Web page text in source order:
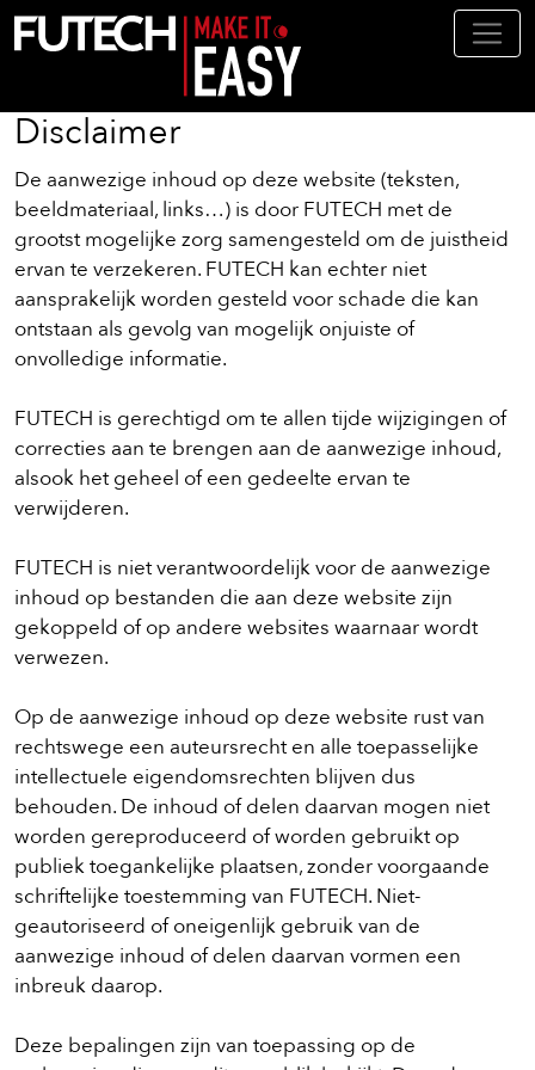
Overslaan en naar de inhoud
Disclaimer
De aanwezige inhoud op deze website (teksten,
beeldmateriaal, links…) is door FUTECH met de
grootst mogelijke zorg samengesteld om de juistheid
ervan te verzekeren. FUTECH kan echter niet
aansprakelijk worden gesteld voor schade die kan
ontstaan als gevolg van mogelijk onjuiste of
onvolledige informatie.
FUTECH is gerechtigd om te allen tijde wijzigingen of
correcties aan te brengen aan de aanwezige inhoud,
alsook het geheel of een gedeelte ervan te
verwijderen.
FUTECH is niet verantwoordelijk voor de aanwezige
inhoud op bestanden die aan deze website zijn
gekoppeld of op andere websites waarnaar wordt
verwezen.
Op de aanwezige inhoud op deze website rust van
rechtswege een auteursrecht en alle toepasselijke
intellectuele eigendomsrechten blijven dus
behouden. De inhoud of delen daarvan mogen niet
worden gereproduceerd of worden gebruikt op
publiek toegankelijke plaatsen, zonder voorgaande
schriftelijke toestemming van FUTECH. Niet-
geautoriseerd of oneigenlijk gebruik van de
aanwezige inhoud of delen daarvan vormen een
inbreuk daarop.
Deze bepalingen zijn van toepassing op de